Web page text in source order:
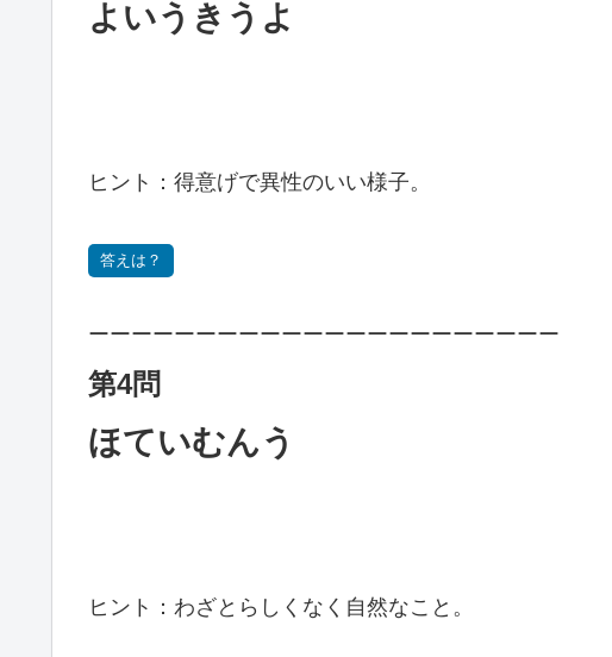
よいうきうよ
ヒント：得意げで異性のいい様子。
答えは？
ーーーーーーーーーーーーーーーーーーーーーー
第4問
ほていむんう
ヒント：わざとらしくなく自然なこと。